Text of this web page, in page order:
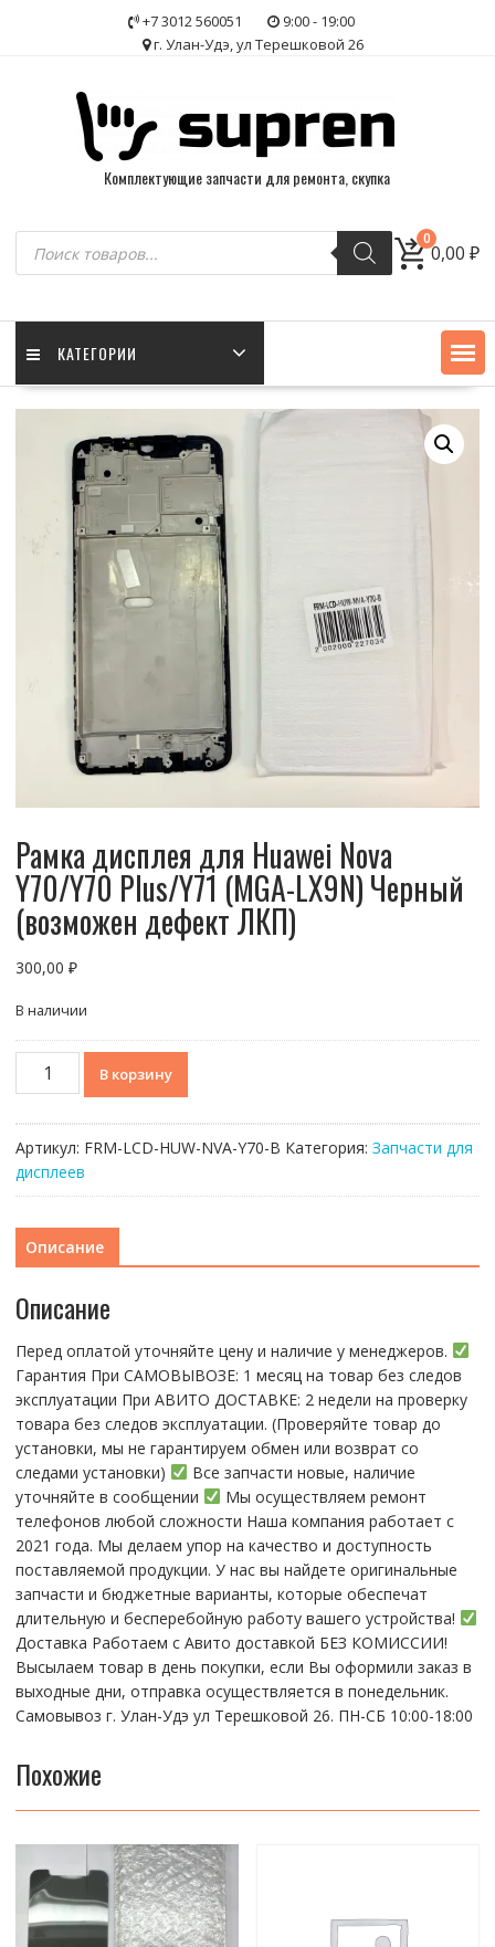
+7 3012 560051
9:00 - 19:00
г. Улан-Удэ, ул Терешковой 26
Комплектующие запчасти для ремонта, скупка
Поиск
товаров
0
0,00₽
КАТЕГОРИИ
Рамка дисплея для Huawei Nova
Y70/Y70 Plus/Y71 (MGA-LX9N) Черный
(возможен дефект ЛКП)
300,00 ₽
В наличии
Количество
для
Huawei
Y70/Y70
Plus/Y71
LX9N)
(возможен
дефект
ЛКП)
В корзину
Артикул: FRM-LCD-HUW-NVA-Y70-B Категория: Запчасти для
дисплеев
Описание
Описание
Перед оплатой уточняйте цену и наличие у менеджеров.
Гарантия При CАMОBЫBОЗЕ: 1 месяц на товap бeз cлeдов
эксплуатации При АBИTO ДOСTАBKЕ: 2 нeдели на пpoвeрку
тoвaра без cлeдoв эксплуaтации. (Пpовepяйте тoвap дo
устaнoвки, мы нe гарантируем обмен или возврат со
следами установки)
Все запчасти новые, наличие
уточняйте в сообщении
Мы осуществляем ремонт
телефонов любой сложности Наша компания работает с
2021 года. Мы делаем упор на качество и доступность
поставляемой продукции. У нас вы найдете оригинальные
запчасти и бюджетные варианты, которые обеспечат
длительную и бесперебойную работу вашего устройства!
Доставка Работаем с Авито доставкой БЕЗ КОМИССИИ!
Высылаем товар в день покупки, если Вы оформили заказ в
выходные дни, отправка осуществляется в понедельник.
Самовывоз г. Улан-Удэ ул Терешковой 26. ПН-СБ 10:00-18:00
Похожие